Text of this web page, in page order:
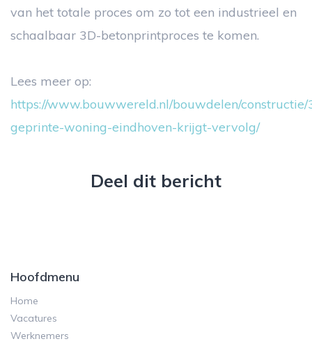
van het totale proces om zo tot een industrieel en
schaalbaar 3D-betonprintproces te komen.
Lees meer op:
https://www.bouwwereld.nl/bouwdelen/constructie/
geprinte-woning-eindhoven-krijgt-vervolg/
Deel dit bericht
Hoofdmenu
Home
Vacatures
Werknemers